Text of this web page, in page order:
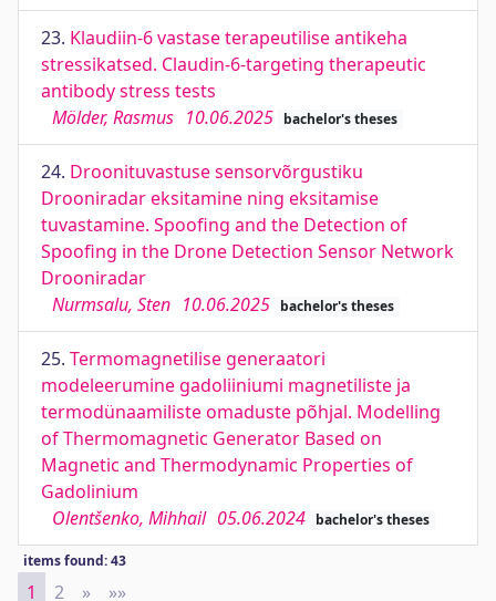
23. Klaudiin-6 vastase terapeutilise antikeha
stressikatsed. Claudin-6-targeting therapeutic
antibody stress tests
Mölder, Rasmus 10.06.2025 bachelor's theses
24. Droonituvastuse sensorvõrgustiku
Drooniradar eksitamine ning eksitamise
tuvastamine. Spoofing and the Detection of
Spoofing in the Drone Detection Sensor Network
Drooniradar
Nurmsalu, Sten 10.06.2025 bachelor's theses
25. Termomagnetilise generaatori
modeleerumine gadoliiniumi magnetiliste ja
termodünaamiliste omaduste põhjal. Modelling
of Thermomagnetic Generator Based on
Magnetic and Thermodynamic Properties of
Gadolinium
Olentšenko, Mihhail 05.06.2024 bachelor's theses
items found: 43
1 2 » Next
»»